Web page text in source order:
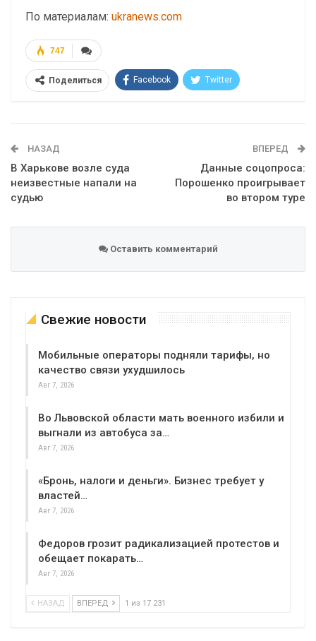
По материалам: ukranews.com
747
Поделиться Facebook Twitter
НАЗАД
В Харькове возле суда
неизвестные напали на
судью
ВПЕРЕД
Данные соцопроса:
Порошенко проигрывает
во втором туре
Оставить комментарий
Свежие новости
Мобильные операторы подняли тарифы, но
качество связи ухудшилось
Авг 7, 2026
Во Львовской области мать военного избили и
выгнали из автобуса за…
Авг 7, 2026
«Бронь, налоги и деньги». Бизнес требует у
властей…
Авг 7, 2026
Федоров грозит радикализацией протестов и
обещает покарать…
Авг 7, 2026
НАЗАД ВПЕРЕД 1 из 17 231